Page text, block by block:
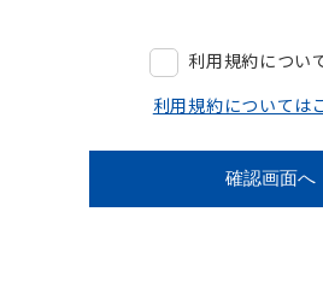
利用規約につい
利用規約については